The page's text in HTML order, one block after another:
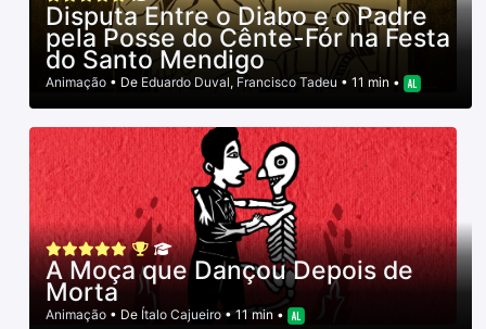
Disputa Entre o Diabo e o Padre
pela Posse do Cênte-Fór na Festa
do Santo Mendigo
Animação • De Eduardo Duval, Francisco Tadeu • 11 min •
A Moça que Dançou Depois de
Morta
Animação • De Ítalo Cajueiro • 11 min •